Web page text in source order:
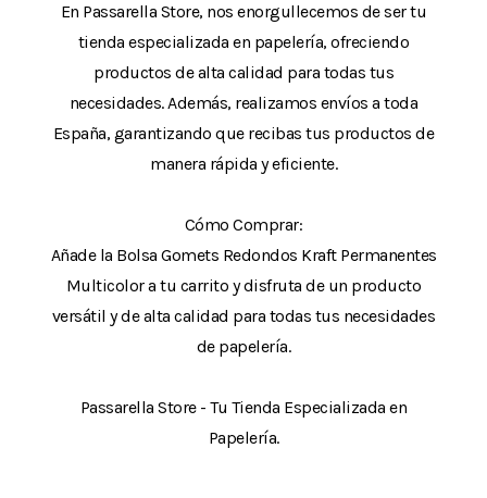
En Passarella Store, nos enorgullecemos de ser tu
tienda especializada en papelería, ofreciendo
productos de alta calidad para todas tus
necesidades. Además, realizamos envíos a toda
España, garantizando que recibas tus productos de
manera rápida y eficiente.
Cómo Comprar:
Añade la Bolsa Gomets Redondos Kraft Permanentes
Multicolor a tu carrito y disfruta de un producto
versátil y de alta calidad para todas tus necesidades
de papelería.
Passarella Store - Tu Tienda Especializada en
Papelería.